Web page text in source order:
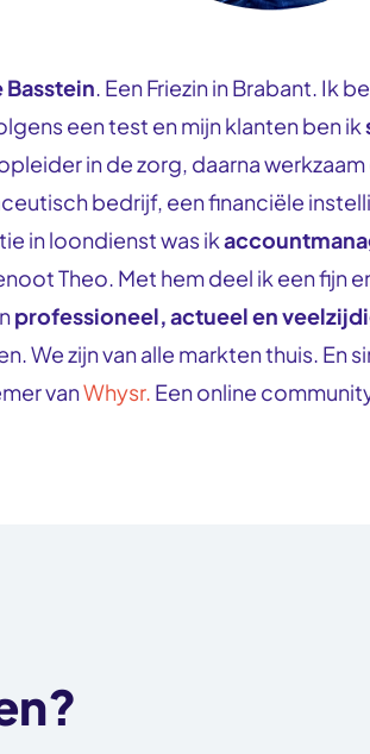
Basstein. Een Friezin in Brabant. Ik
een test en mijn klanten ben ik
in de zorg, daarna
bedrijf, een financiële
in loondienst was ik
Theo. Met hem deel ik een fijn
professioneel, actueel en
We zijn van alle markten thuis. En
vanWhysr. Een online